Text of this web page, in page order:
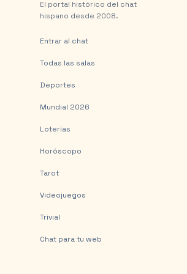
El portal histórico del chat
hispano desde 2008.
Entrar al chat
Todas las salas
Deportes
Mundial 2026
Loterías
Horóscopo
Tarot
Videojuegos
Trivial
Chat para tu web